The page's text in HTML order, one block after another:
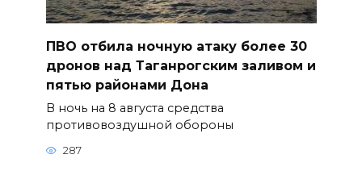
ПВО отбила ночную атаку более 30
дронов над Таганрогским заливом и
пятью районами Дона
В ночь на 8 августа средства
противовоздушной обороны
287